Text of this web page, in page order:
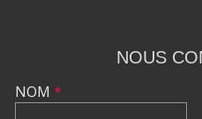
NOUS
NOM *